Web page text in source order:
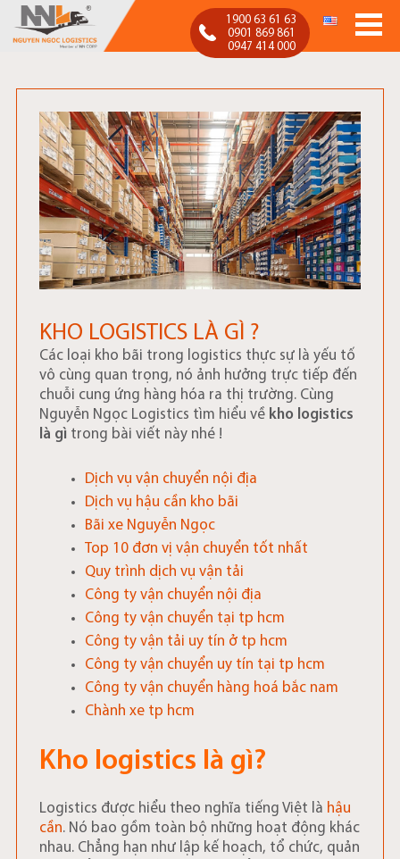
1900 63 61 63
0901 869 861
0947 414 000
KHO LOGISTICS LÀ GÌ ?
Các loại kho bãi trong logistics thực sự là yếu tố
vô cùng quan trọng, nó ảnh hưởng trực tiếp đến
chuỗi cung ứng hàng hóa ra thị trường. Cùng
Nguyễn Ngọc Logistics tìm hiểu về kho logistics
là gìtrong bài viết này nhé !
Dịch vụ vận chuyển nội địa
Dịch vụ hậu cần kho bãi
Bãi xe Nguyễn Ngọc
Top 10 đơn vị vận chuyển tốt nhất
Quy trình dịch vụ vận tải
Công ty vận chuyển nội địa
Công ty vận chuyển tại tp hcm
Công ty vận tải uy tín ở tp hcm
Công ty vận chuyển uy tín tại tp hcm
Công ty vận chuyển hàng hoá bắc nam
Chành xe tp hcm
Kho logistics là gì?
Logistics được hiểu theo nghĩa tiếng Việt là hậu
cần. Nó bao gồm toàn bộ những hoạt động khác
nhau. Chẳng hạn như lập kế hoạch, tổ chức, quản